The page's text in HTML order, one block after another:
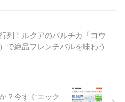
列！ルクアのバルチカ「コウ
で絶品フレンチバルを味わう
？今すぐエック